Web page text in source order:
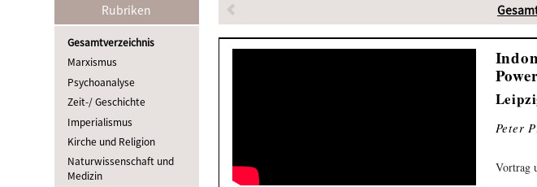
Rubriken
Gesamtverzeichnis
Marxismus
Psychoanalyse
Zeit-/ Geschichte
Imperialismus
Kirche und Religion
Naturwissenschaft und
Medizin
Peter
Vortrag